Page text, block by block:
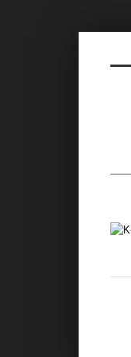
스케치
스케치